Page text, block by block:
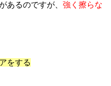
あるのですが、 強く擦らな
をする